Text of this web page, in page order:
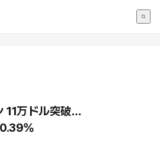
11万ドル突破…